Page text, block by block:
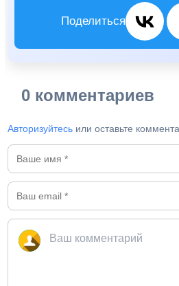
Поделиться
0 комментариев
Авторизуйтесь или оставьте